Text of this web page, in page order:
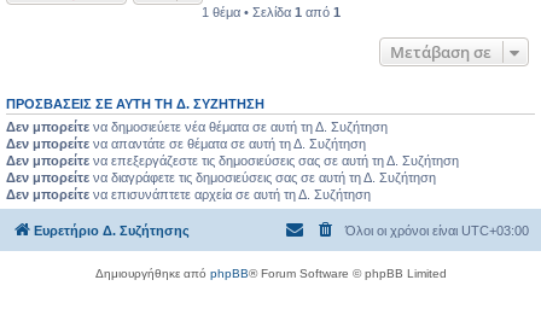
1 θέμα • Σελίδα 1 από 1
Μετάβαση σε
ΠΡΟΣΒΆΣΕΙΣ ΣΕ ΑΥΤΉ ΤΗ Δ. ΣΥΖΉΤΗΣΗ
Δεν μπορείτε να δημοσιεύετε νέα θέματα σε αυτή τη Δ. Συζήτηση
Δεν μπορείτε να απαντάτε σε θέματα σε αυτή τη Δ. Συζήτηση
Δεν μπορείτε να επεξεργάζεστε τις δημοσιεύσεις σας σε αυτή τη Δ. Συζήτηση
Δεν μπορείτε να διαγράφετε τις δημοσιεύσεις σας σε αυτή τη Δ. Συζήτηση
Δεν μπορείτε να επισυνάπτετε αρχεία σε αυτή τη Δ. Συζήτηση
Ευρετήριο Δ. Συζήτησης Όλοι οι χρόνοι είναι UTC+03:00
Δημιουργήθηκε από phpBB® Forum Software © phpBB Limited